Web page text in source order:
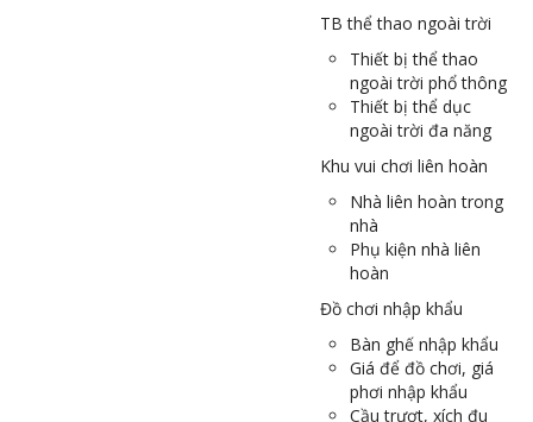
TB thể thao ngoài trời
Thiết bị thể thao
ngoài trời phổ thông
Thiết bị thể dục
ngoài trời đa năng
Khu vui chơi liên hoàn
Nhà liên hoàn trong
nhà
Phụ kiện nhà liên
hoàn
Đồ chơi nhập khẩu
Bàn ghế nhập khẩu
Giá để đồ chơi, giá
phơi nhập khẩu
Cầu trượt, xích đu